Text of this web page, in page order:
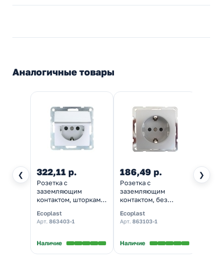
Аналогичные товары
❮ ❯
322,11 р.
Розетка с
заземляющим
контактом, шторками
LK60, серебристый
металлик
Ecoplast
Арт. 863403-1
Наличие
186,49 р.
Розетка с
заземляющим
контактом, без
LK60, серебристый
металлик
Ecoplast
Арт. 863103-1
Наличие